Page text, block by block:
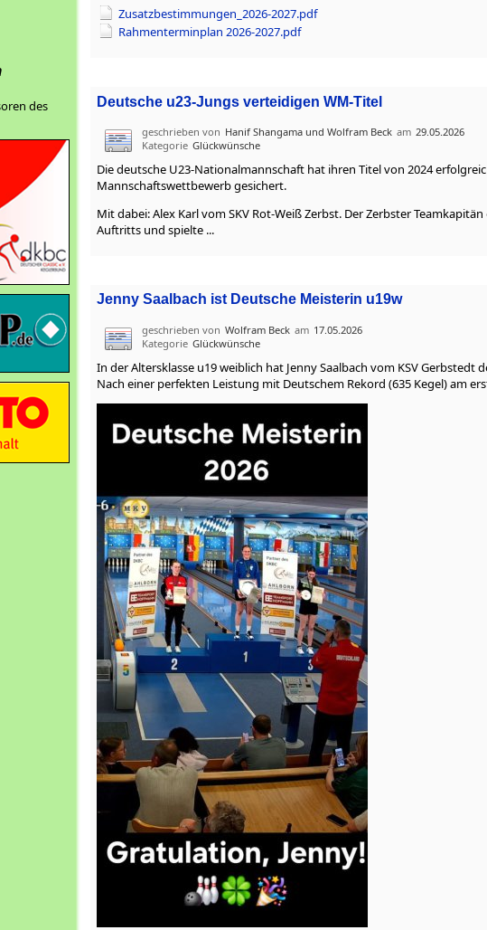
Zusatzbestimmungen_2026-2027.pdf
Rahmenterminplan 2026-2027.pdf
Deutsche u23-Jungs verteidigen WM-Titel
geschrieben von Hanif Shangama und Wolfram Beck am 29.05.2026
Kategorie Glückwünsche
Die deutsche U23-Nationalmannschaft hat ihren Titel von 2024
Mannschaftswettbewerb gesichert.
Mit dabei: Alex Karl vom SKV Rot-Weiß Zerbst. Der Zerbster
Auftritts und spielte ...
Jenny Saalbach ist Deutsche Meisterin u19w
geschrieben von Wolfram Beck am 17.05.2026
Kategorie Glückwünsche
In der Altersklasse u19 weiblich hat Jenny Saalbach vom KSV
Nach einer perfekten Leistung mit Deutschem Rekord (635 Kegel) am
des